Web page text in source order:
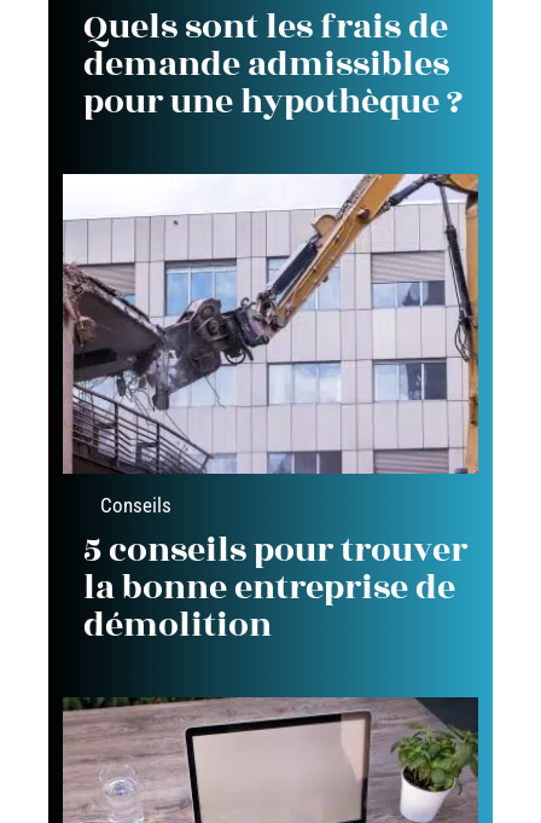
Quels sont les frais de
demande admissibles
pour une hypothèque ?
Conseils
5 conseils pour trouver
la bonne entreprise de
démolition